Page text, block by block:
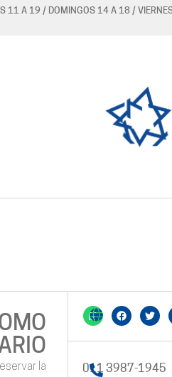
11 A 19 / DOMINGOS 14 A 18 /
la
011 3987-1945